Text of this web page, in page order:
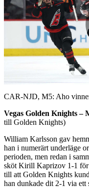
CAR-NJD, M5: Aho
Vegas Golden Knights –
till Golden Knights)
William Karlsson gav
han i numerärt underläge
perioden, men redan i
sköt Kirill Kaprizov 1-1 för
till att Golden Knights
han dunkade dit 2-1 via ett